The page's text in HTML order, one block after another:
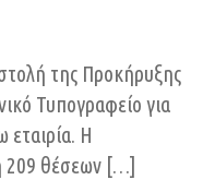
της Προκήρυξης
Τυπογραφείο για
Η
209 θέσεων […]